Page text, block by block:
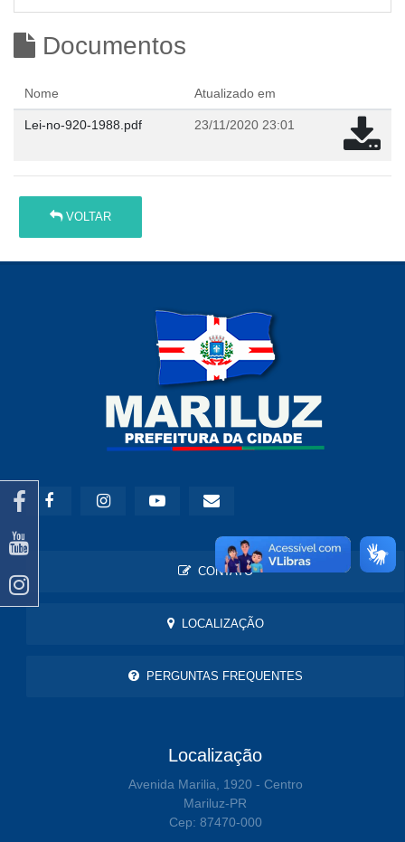
Documentos
Nome Atualizado em
Lei-no-920-1988.pdf 23/11/2020 23:01
VOLTAR
CONTATO
LOCALIZAÇÃO
PERGUNTAS FREQUENTES
Localização
Avenida Marilia, 1920 - Centro
Mariluz-PR
Cep: 87470-000